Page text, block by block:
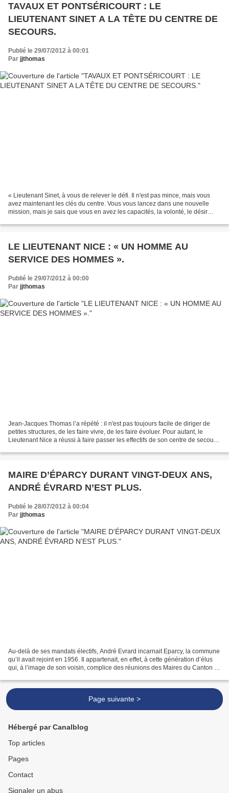
TAVAUX ET PONTSÉRICOURT : LE
LIEUTENANT SINET A LA TÊTE DU CENTRE DE
SECOURS.
Publié le 29/07/2012 à 00:01
Par jjthomas
« Lieutenant Sinet, à vous de relever le défi. Il n'est pas mince, mais vous
avez maintenant les clés du centre. Vous vous lancez dans une nouvelle
mission, mais je sais que vous en avez les capacités, la volonté, le désir
LE LIEUTENANT NICE : « UN HOMME AU
SERVICE DES HOMMES ».
Publié le 29/07/2012 à 00:00
Par jjthomas
Jean-Jacques Thomas l’a répété : il n'est pas toujours facile de diriger de
petites structures, de les faire vivre, de les faire évoluer. Pour autant, le
Lieutenant Nice a réussi à faire passer les effectifs de son centre de secours
MAIRE D’ÉPARCY DURANT VINGT-DEUX ANS,
ANDRÉ ÉVRARD N’EST PLUS.
Publié le 28/07/2012 à 00:04
Par jjthomas
Au-delà de ses mandats électifs, André Evrard incarnait Eparcy, la commune
qu’il avait rejoint en 1956. Il appartenait, en effet, à cette génération d’élus
qui, à l’image de son voisin, complice des réunions des Maires du Canton et
Page suivante >
Hébergé par Canalblog
Top articles
Pages
Contact
Signaler un abus